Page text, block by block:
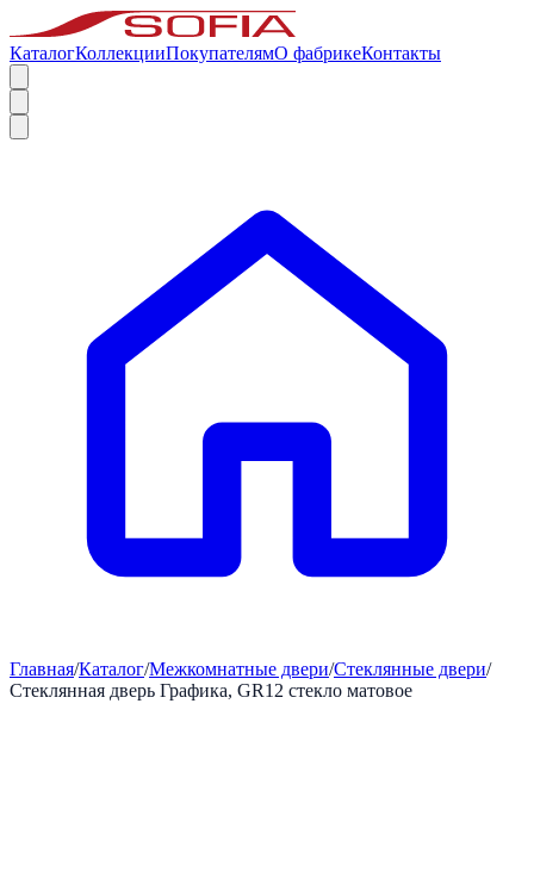
КаталогКоллекцииПокупателямО фабрикеКонтакты
Главная/Каталог/Межкомнатные двери/Стеклянные двери/
Стеклянная дверь Графика, GR12 стекло матовое